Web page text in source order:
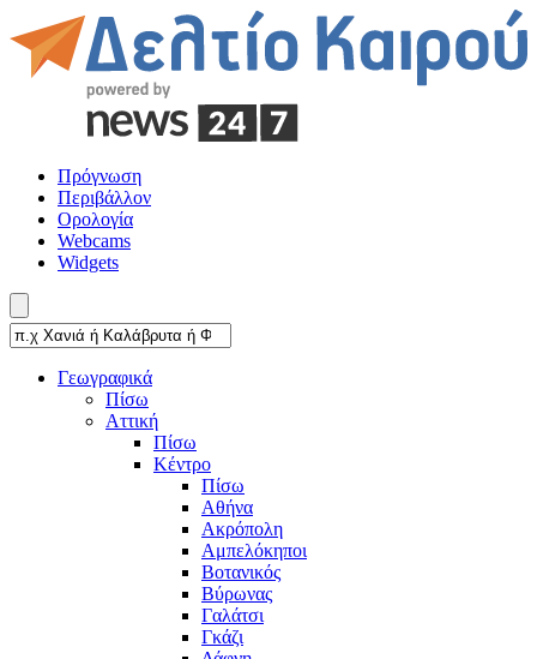
Πρόγνωση
Περιβάλλον
Ορολογία
Webcams
Widgets
Γεωγραφικά
Πίσω
Αττική
Πίσω
Κέντρο
Πίσω
Αθήνα
Ακρόπολη
Αμπελόκηποι
Βοτανικός
Βύρωνας
Γαλάτσι
Γκάζι